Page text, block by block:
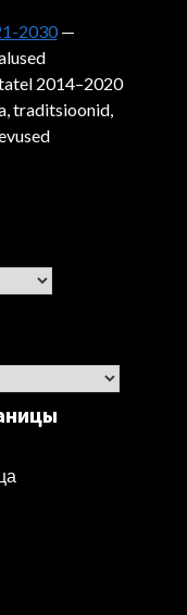
2030—
2014–2020
traditsioonid,